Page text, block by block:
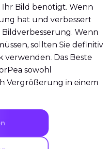
Ihr Bild benötigt. Wenn
hat und verbessert
Wenn
sollten Sie definitiv
verwenden. Das Beste
sowohl
Vergrößerung in einem